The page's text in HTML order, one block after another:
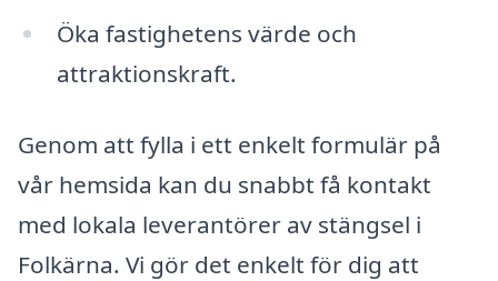
Öka fastighetens värde och
attraktionskraft.
Genom att fylla i ett enkelt formulär på
vår hemsida kan du snabbt få kontakt
med lokala leverantörer av stängsel i
Folkärna. Vi gör det enkelt för dig att